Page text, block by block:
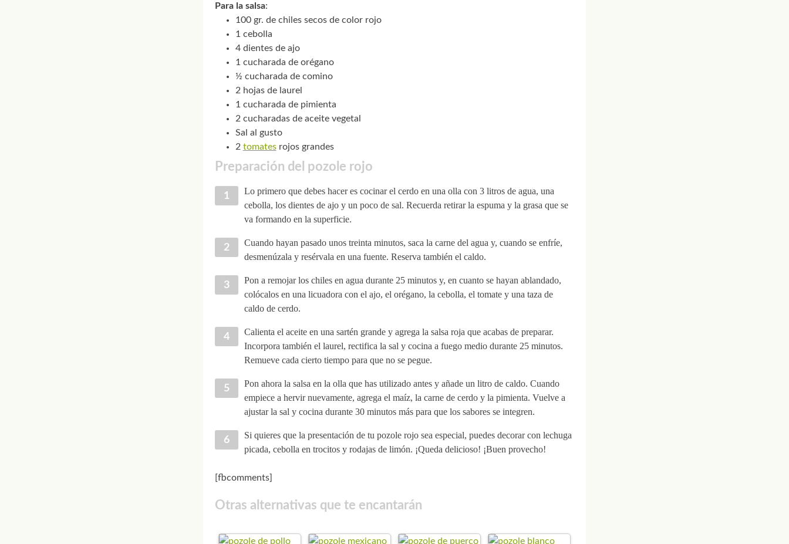
Para la salsa:
100 gr. de chiles secos de color rojo
1 cebolla
4 dientes de ajo
1 cucharada de orégano
½ cucharada de comino
2 hojas de laurel
1 cucharada de pimienta
2 cucharadas de aceite vegetal
Sal al gusto
2 tomatesrojos grandes
Preparación del pozole rojo
Lo primero que debes hacer es cocinar el cerdo en una olla con 3 litros de agua, una
cebolla, los dientes de ajo y un poco de sal. Recuerda retirar la espuma y la grasa que se
va formando en la superficie.
Cuando hayan pasado unos treinta minutos, saca la carne del agua y, cuando se enfríe,
desmenúzala y resérvala en una fuente. Reserva también el caldo.
Pon a remojar los chiles en agua durante 25 minutos y, en cuanto se hayan ablandado,
colócalos en una licuadora con el ajo, el orégano, la cebolla, el tomate y una taza de
caldo de cerdo.
Calienta el aceite en una sartén grande y agrega la salsa roja que acabas de preparar.
Incorpora también el laurel, rectifica la sal y cocina a fuego medio durante 25 minutos.
Remueve cada cierto tiempo para que no se pegue.
Pon ahora la salsa en la olla que has utilizado antes y añade un litro de caldo. Cuando
empiece a hervir nuevamente, agrega el maíz, la carne de cerdo y la pimienta. Vuelve a
ajustar la sal y cocina durante 30 minutos más para que los sabores se integren.
Si quieres que la presentación de tu pozole rojo sea especial, puedes decorar con lechuga
picada, cebolla en trocitos y rodajas de limón. ¡Queda delicioso! ¡Buen provecho!
[fbcomments]
Otras alternativas que te encantarán